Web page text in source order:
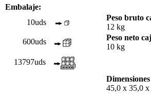
Embalaje:
10uds
Peso bruto
12 kg
600uds
Peso neto
10 kg
13797uds
45,0 x 35,0